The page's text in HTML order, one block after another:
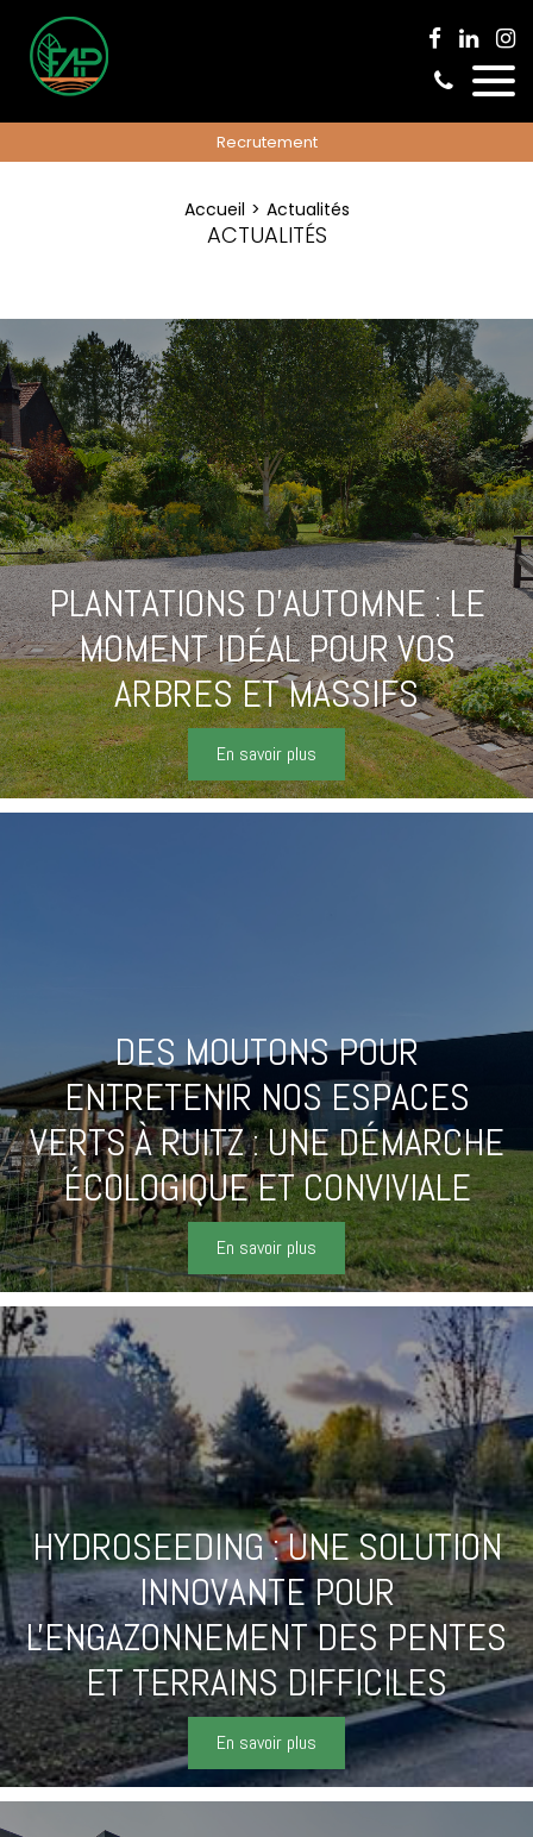
Recrutement
Accueil Actualités
ACTUALITÉS
PLANTATIONS D’AUTOMNE : LE
MOMENT IDÉAL POUR VOS
ARBRES ET MASSIFS
En savoir plus
DES MOUTONS POUR
ENTRETENIR NOS ESPACES
VERTS À RUITZ : UNE DÉMARCHE
ÉCOLOGIQUE ET CONVIVIALE
En savoir plus
HYDROSEEDING : UNE SOLUTION
INNOVANTE POUR
L'ENGAZONNEMENT DES PENTES
ET TERRAINS DIFFICILES
En savoir plus